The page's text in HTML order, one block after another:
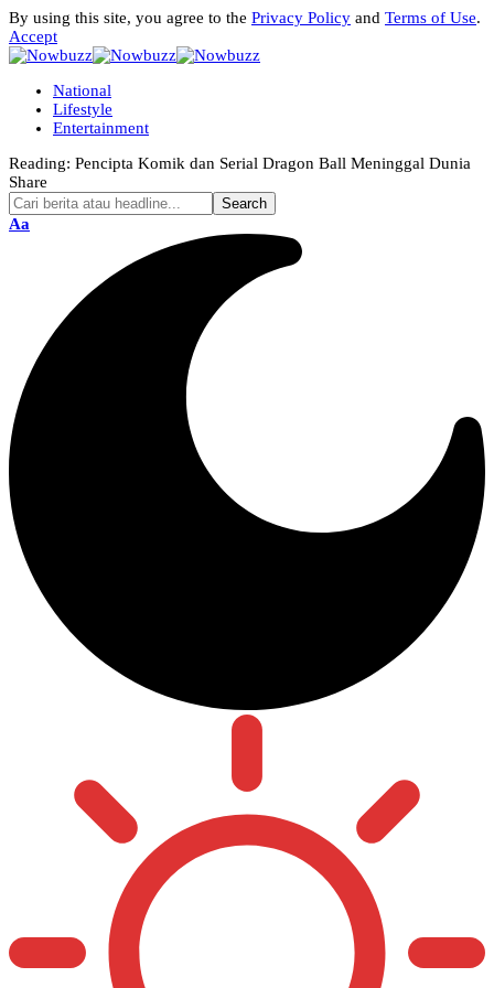
By using this site, you agree to the Privacy Policy and Terms of Use.
Accept
National
Lifestyle
Entertainment
Reading: Pencipta Komik dan Serial Dragon Ball Meninggal Dunia
Share
Aa